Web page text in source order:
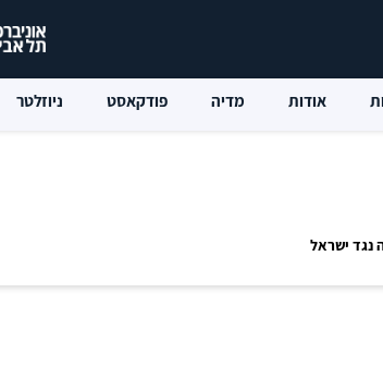
אודות מדיה פודקאסט ניוזלטר
נגד ישראל